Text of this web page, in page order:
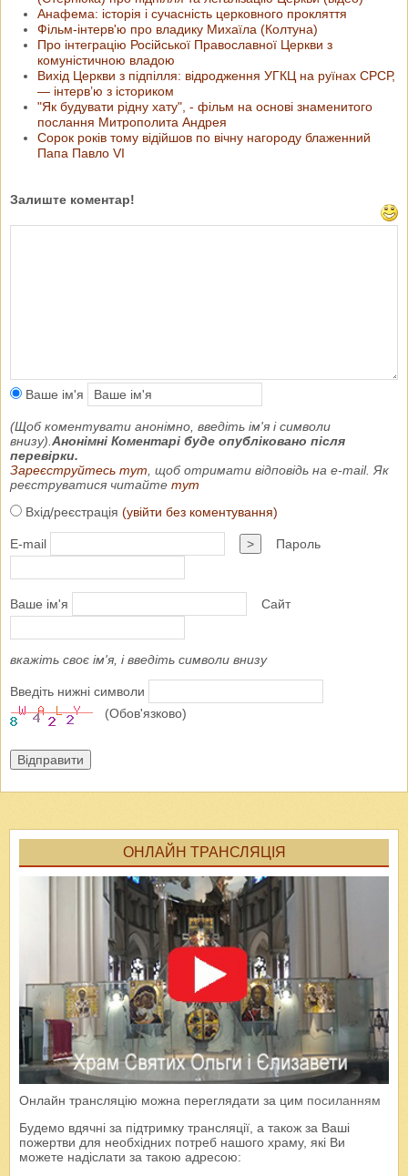
Анафема: історія і сучасність церковного прокляття
Фільм-інтерв'ю про владику Михаїла (Колтуна)
Про інтеграцію Російської Православної Церкви з
комуністичною владою
Вихід Церкви з підпілля: відродження УГКЦ на руїнах СРСР,
— інтерв’ю з істориком
"Як будувати рідну хату", - фільм на основі знаменитого
послання Митрополита Андрея
Сорок років тому відійшов по вічну нагороду блаженний
Папа Павло VI
Залиште коментар!
Ваше ім'я
(Щоб коментувати анонімно, введіть ім'я і символи
внизу). Анонімні Коментарі буде опубліковано після
перевірки.
Зареєструйтесь тут , щоб отримати відповідь на e-mail. Як
реєструватися читайте тут
Вхід/реєстрація (увійти без коментування)
E-mail > Пароль
Ваше ім'я Сайт
вкажіть своє ім'я, і введіть символи внизу
Введіть нижні символи
(Обов'язково)
Відправити
ОНЛАЙН ТРАНСЛЯЦІЯ
Онлайн трансляцію можна переглядати за цим посиланням
Будемо вдячні за підтримку трансляції, а також за Ваші
пожертви для необхідних потреб нашого храму, які Ви
можете надіслати за такою адресою: